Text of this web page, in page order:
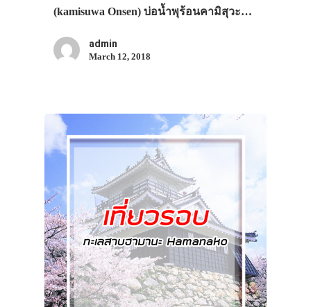
(kamisuwa Onsen) บ่อน้ำพุร้อนคามิสุวะ…
admin
March 12, 2018